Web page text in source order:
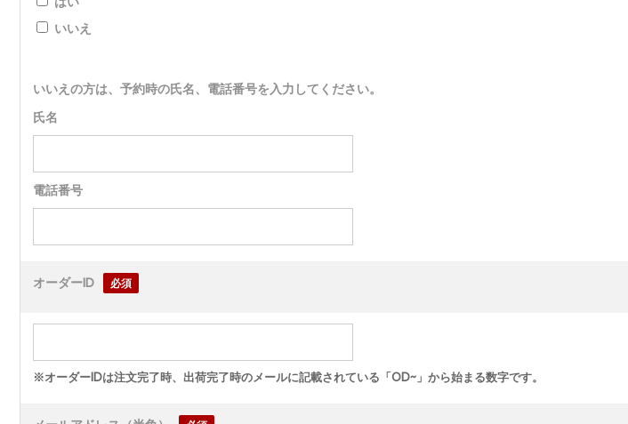
いいえ
いいえの方は、予約時の氏名、電話番号を入力してください。
氏名
電話番号
オーダーID 必須
※オーダーIDは注文完了時、出荷完了時のメールに記載されている「OD~」から始まる数字です。